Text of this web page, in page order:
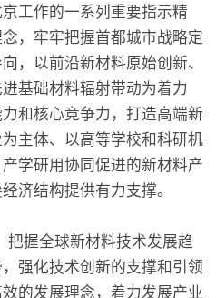
工作的一系列重要指示精
，牢牢把握首都城市战略定
，以前沿新材料原始创新、
基础材料辐射带动为着力
和核心竞争力，打造高端新
主体、以高等学校和科研机
学研用协同促进的新材料产
济结构提供有力支撑。
握全球新材料技术发展趋
强化技术创新的支撑和引领
的发展理念，着力发展产业